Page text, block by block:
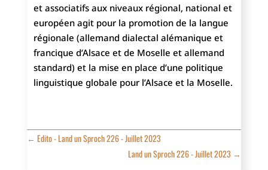
et associatifs aux niveaux régional, national et
européen agit pour la promotion de la langue
régionale (allemand dialectal alémanique et
francique d’Alsace et de Moselle et allemand
standard) et la mise en place d’une politique
linguistique globale pour l’Alsace et la Moselle.
← Edito - Land un Sproch 226 - Juillet 2023
Land un Sproch 226 - Juillet 2023 →